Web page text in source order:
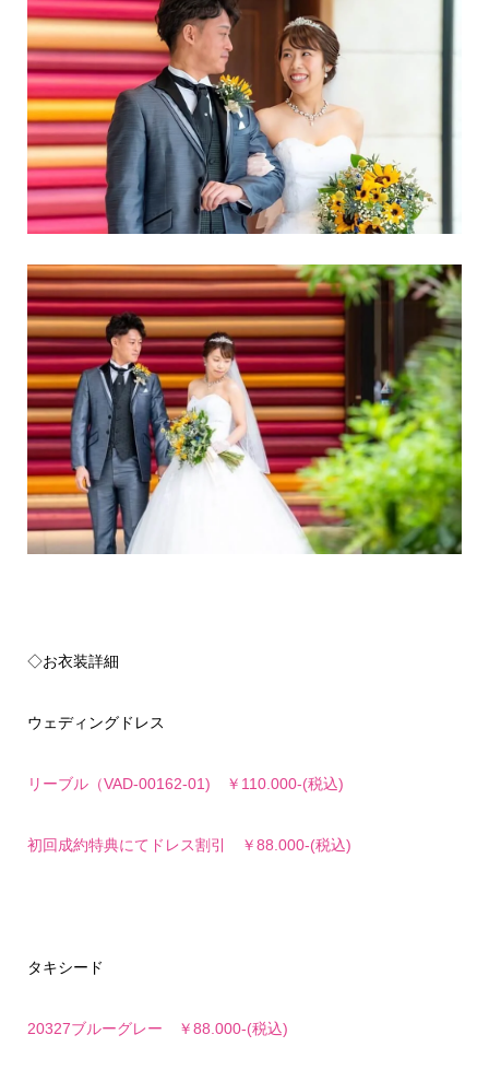
◇お衣装詳細
ウェディングドレス
リーブル（VAD-00162-01) ￥110.000-(税込)
初回成約特典にてドレス割引 ￥88.000-(税込)
タキシード
20327ブルーグレー ￥88.000-(税込)